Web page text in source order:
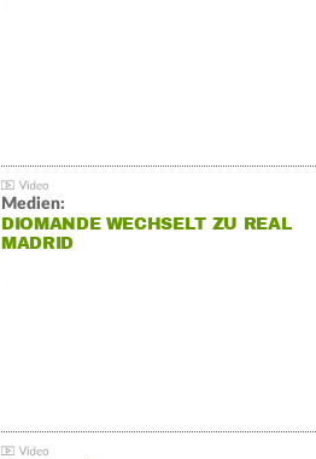
Medien:
DIOMANDE WECHSELT ZU REAL
MADRID